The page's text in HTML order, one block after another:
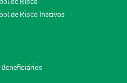
de Risco Inativos